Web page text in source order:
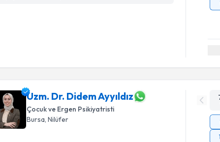
Uzm. Dr. Didem Ayyıldız
Çocuk ve Ergen Psikiyatristi
Bursa , Nilüfer